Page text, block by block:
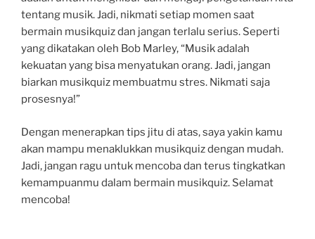
tentang musik. Jadi, nikmati setiap momen saat
bermain musikquiz dan jangan terlalu serius. Seperti
yang dikatakan oleh Bob Marley, “Musik adalah
kekuatan yang bisa menyatukan orang. Jadi, jangan
biarkan musikquiz membuatmu stres. Nikmati saja
prosesnya!”
Dengan menerapkan tips jitu di atas, saya yakin kamu
akan mampu menaklukkan musikquiz dengan mudah.
Jadi, jangan ragu untuk mencoba dan terus tingkatkan
kemampuanmu dalam bermain musikquiz. Selamat
mencoba!